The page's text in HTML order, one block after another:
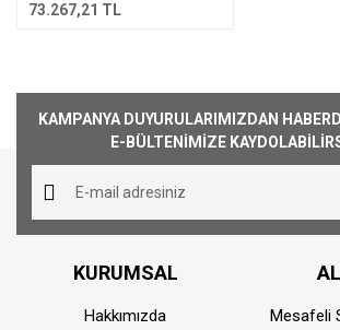
73.267,21 TL
KAMPANYA DUYURULARIMIZDAN
E-BÜLTENİMİZE
KURUMSAL
Hakkımızda Mesafeli